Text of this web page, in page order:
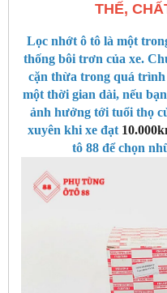
THẾ,
Lọc nhớt ô tô là một
thống bôi trơn của xe.
cặn thừa trong quá trình
một thời gian dài, nếu
ảnh hưởng tới tuổi thọ
xuyên khi xe đạt
tô 88 để chọn